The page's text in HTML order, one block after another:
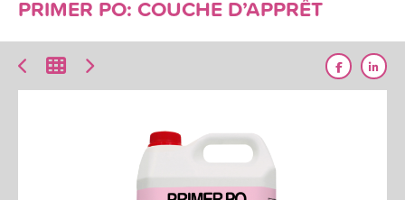
PRIMER PO: COUCHE D’APPRÊT